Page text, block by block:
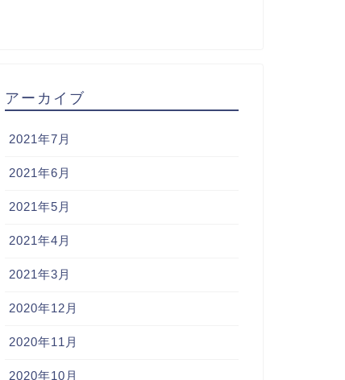
アーカイブ
2021年7月
2021年6月
2021年5月
2021年4月
2021年3月
2020年12月
2020年11月
2020年10月